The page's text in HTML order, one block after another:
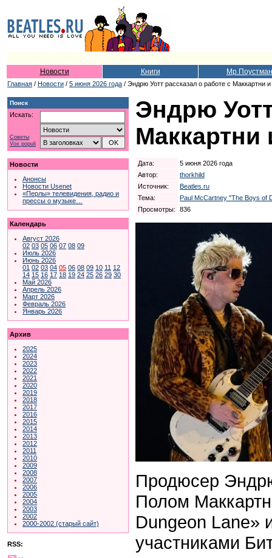
Новости Книги Мр.Поустман
Главная / Новости / 5 июня 2026 года / Эндрю Уотт рассказал о работе с Маккартни
Поиск
Искать:
Советы
Vox populi
Новости
Анонсы
Новости Usenet
«Перлы» телевидения, радио и
прессы о музыке…
Календарь
Август 2026
02 03 05 06 07 08 09
Июль 2026
Июнь 2026
01 02 03 04 05 06 08 09 10 11 12
14 15 16 17 18 19 24 25 26 29 30
Май 2026
Апрель 2026
Март 2026
Февраль 2026
Январь 2026
Архив
2025
2024
2023
2022
2021
2020
2019
2018
2017
2016
2015
2014
2013
2012
2011
2010
2009
2008
2007
2006
2005
2004
2003
2002
2000-2002 (старый сайт)
RSS:
Эндрю
Маккартни
Дата:
5 июня 2026 года
Автор:
thorkhild
Источник:
Beatles.ru
Тема:
Paul McCartney "The Boys of
Просмотры:
836
Продюсер
Полом
Dungeon Lane»
участниками